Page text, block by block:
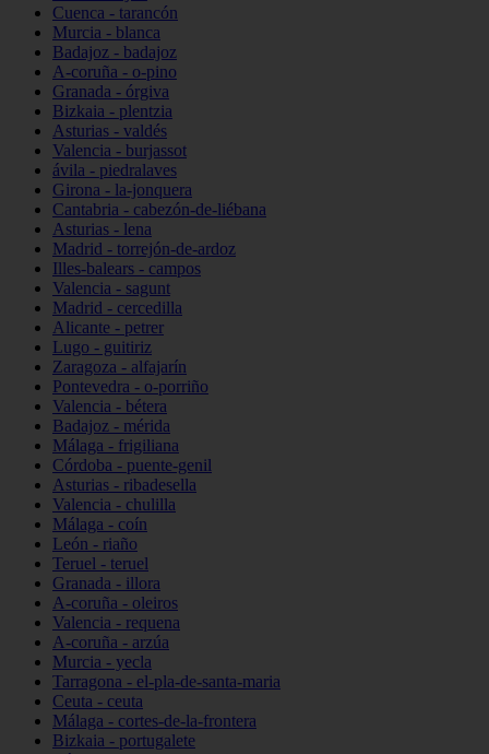
Cuenca - tarancón
Murcia - blanca
Badajoz - badajoz
A-coruña - o-pino
Granada - órgiva
Bizkaia - plentzia
Asturias - valdés
Valencia - burjassot
ávila - piedralaves
Girona - la-jonquera
Cantabria - cabezón-de-liébana
Asturias - lena
Madrid - torrejón-de-ardoz
Illes-balears - campos
Valencia - sagunt
Madrid - cercedilla
Alicante - petrer
Lugo - guitiriz
Zaragoza - alfajarín
Pontevedra - o-porriño
Valencia - bétera
Badajoz - mérida
Málaga - frigiliana
Córdoba - puente-genil
Asturias - ribadesella
Valencia - chulilla
Málaga - coín
León - riaño
Teruel - teruel
Granada - illora
A-coruña - oleiros
Valencia - requena
A-coruña - arzúa
Murcia - yecla
Tarragona - el-pla-de-santa-maria
Ceuta - ceuta
Málaga - cortes-de-la-frontera
Bizkaia - portugalete